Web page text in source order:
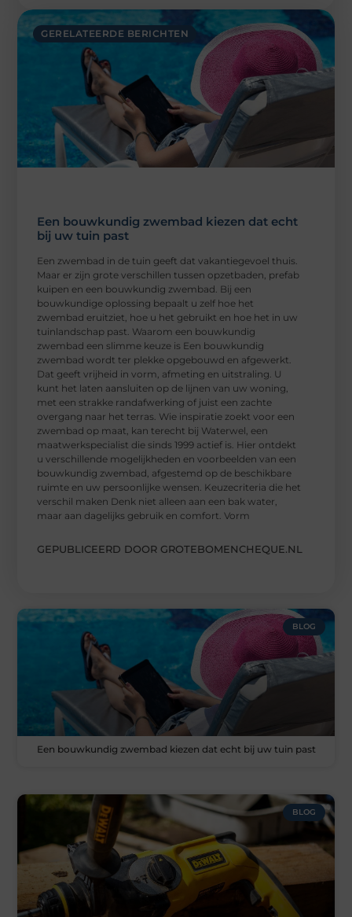
GERELATEERDE BERICHTEN
Een bouwkundig zwembad kiezen dat echt
bij uw tuin past
Een zwembad in de tuin geeft dat vakantiegevoel thuis.
Maar er zijn grote verschillen tussen opzetbaden, prefab
kuipen en een bouwkundig zwembad. Bij een
bouwkundige oplossing bepaalt u zelf hoe het
zwembad eruitziet, hoe u het gebruikt en hoe het in uw
tuinlandschap past. Waarom een bouwkundig
zwembad een slimme keuze is Een bouwkundig
zwembad wordt ter plekke opgebouwd en afgewerkt.
Dat geeft vrijheid in vorm, afmeting en uitstraling. U
kunt het laten aansluiten op de lijnen van uw woning,
met een strakke randafwerking of juist een zachte
overgang naar het terras. Wie inspiratie zoekt voor een
zwembad op maat, kan terecht bij Waterwel, een
maatwerkspecialist die sinds 1999 actief is. Hier ontdekt
u verschillende mogelijkheden en voorbeelden van een
bouwkundig zwembad, afgestemd op de beschikbare
ruimte en uw persoonlijke wensen. Keuzecriteria die het
verschil maken Denk niet alleen aan een bak water,
maar aan dagelijks gebruik en comfort. Vorm
GEPUBLICEERD DOOR GROTEBOMENCHEQUE.NL
BLOG
Een bouwkundig zwembad kiezen dat echt bij uw tuin past
BLOG